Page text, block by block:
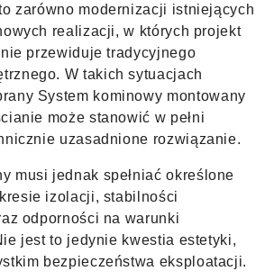
zarówno modernizacji istniejących
realizacji, w których projekt
przewiduje tradycyjnego
W takich sytuacjach
System kominowy montowany
może stanowić w pełni
uzasadnione rozwiązanie.
musi jednak spełniać określone
izolacji, stabilności
odporności na warunki
jest to jedynie kwestia estetyki,
bezpieczeństwa eksploatacji.